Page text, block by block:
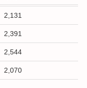
2,131
2,391
2,544
2,070